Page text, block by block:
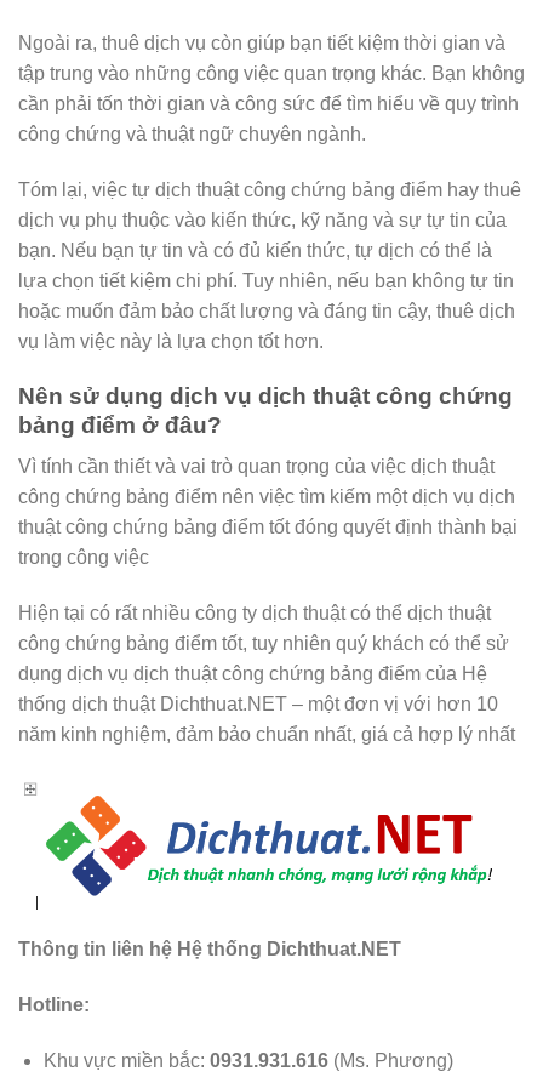
Ngoài ra, thuê dịch vụ còn giúp bạn tiết kiệm thời gian và
tập trung vào những công việc quan trọng khác. Bạn không
cần phải tốn thời gian và công sức để tìm hiểu về quy trình
công chứng và thuật ngữ chuyên ngành.
Tóm lại, việc tự dịch thuật công chứng bảng điểm hay thuê
dịch vụ phụ thuộc vào kiến thức, kỹ năng và sự tự tin của
bạn. Nếu bạn tự tin và có đủ kiến thức, tự dịch có thể là
lựa chọn tiết kiệm chi phí. Tuy nhiên, nếu bạn không tự tin
hoặc muốn đảm bảo chất lượng và đáng tin cậy, thuê dịch
vụ làm việc này là lựa chọn tốt hơn.
Nên sử dụng dịch vụ dịch thuật công chứng
bảng điểm ở đâu?
Vì tính cần thiết và vai trò quan trọng của việc dịch thuật
công chứng bảng điểm nên việc tìm kiếm một dịch vụ dịch
thuật công chứng bảng điểm tốt đóng quyết định thành bại
trong công việc
Hiện tại có rất nhiều công ty dịch thuật có thể dịch thuật
công chứng bảng điểm tốt, tuy nhiên quý khách có thể sử
dụng dịch vụ dịch thuật công chứng bảng điểm của Hệ
thống dịch thuật Dichthuat.NET – một đơn vị với hơn 10
năm kinh nghiệm, đảm bảo chuẩn nhất, giá cả hợp lý nhất
Thông tin liên hệ Hệ thống Dichthuat.NET
Hotline:
Khu vực miền bắc: 0931.931.616(Ms. Phương)